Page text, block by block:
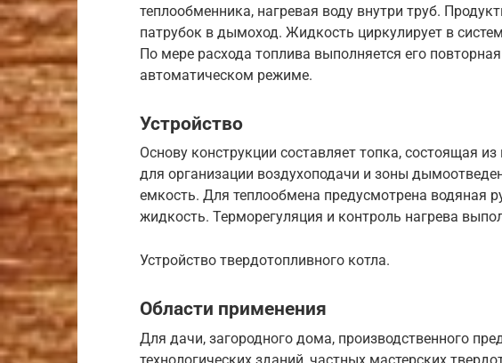
теплообменника, нагревая воду внутри труб.
патрубок в дымоход. Жидкость циркулирует в
По мере расхода топлива выполняется его
автоматическом режиме.
Устройство
Основу конструкции составляет топка, состоящая
для организации воздухоподачи и зоны
емкость. Для теплообмена предусмотрена водяная
жидкость. Терморегуляция и контроль нагрева
Устройство твердотопливного котла.
Области применения
Для дачи, загородного дома, производственного